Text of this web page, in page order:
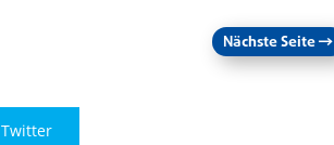
Nächste Seite→
Twitter